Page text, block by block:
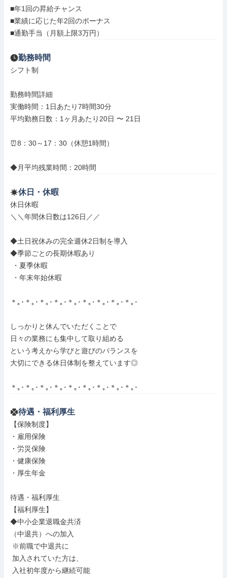
■年1回の昇給チャンス
■業績に応じた年2回のボーナス
■通勤手当（月額上限3万円）
勤務時間
シフト制
勤務時間詳細
実働時間：1日あたり7時間30分
平均勤務日数：1ヶ月あたり20日 〜 21日
⏰8：30～17：30（休憩1時間）
◆月平均残業時間：20時間
休日・休暇
休日休暇
＼＼年間休日数は126日／／
◆土日祝休みの完全週休2日制を導入
◆季節ごとの長期休暇あり
＊｡･＊｡･＊｡･＊｡･＊｡･＊｡･＊｡･＊｡･＊｡･
しっかりと休んでいただくことで
日々の業務にも集中して取り組める
という考えから学びと遊びのバランスを
大切にできる休日体制を整えています◎
＊｡･＊｡･＊｡･＊｡･＊｡･＊｡･＊｡･＊｡･＊｡･
待遇・福利厚生
【保険制度】
・雇用保険
・労災保険
・健康保険
・厚生年金
待遇・福利厚生
【福利厚生】
◆中小企業退職金共済
（中退共）への加入